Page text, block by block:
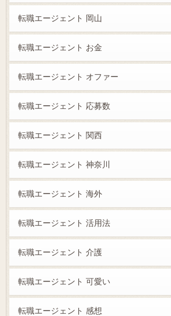
転職エージェント 岡山
転職エージェント お金
転職エージェント オファー
転職エージェント 応募数
転職エージェント 関西
転職エージェント 神奈川
転職エージェント 海外
転職エージェント 活用法
転職エージェント 介護
転職エージェント 可愛い
転職エージェント 感想